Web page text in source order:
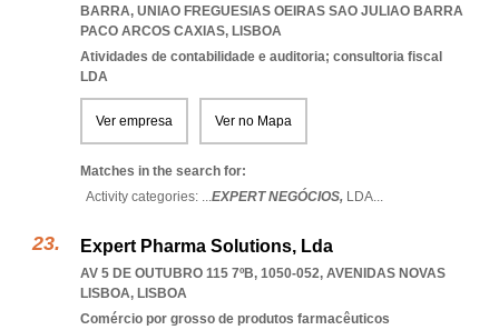
BARRA, UNIAO FREGUESIAS OEIRAS SAO JULIAO BARRA
PACO ARCOS CAXIAS, LISBOA
Atividades de contabilidade e auditoria; consultoria fiscal
LDA
Ver empresa Ver no Mapa
Matches in the search for:
Activity categories: ...EXPERT NEGÓCIOS, LDA...
Expert Pharma Solutions, Lda
AV 5 DE OUTUBRO 115 7ºB, 1050-052, AVENIDAS NOVAS
LISBOA, LISBOA
Comércio por grosso de produtos farmacêuticos